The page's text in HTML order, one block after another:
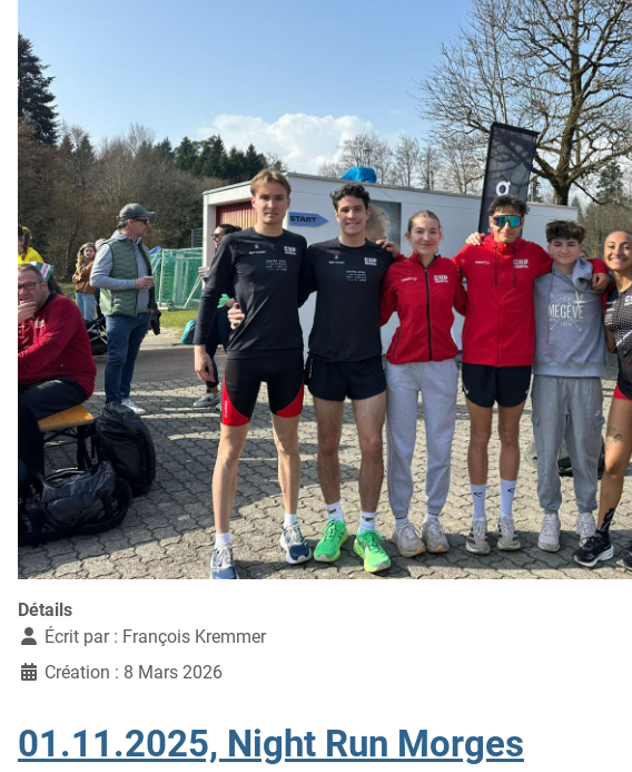
Détails
Écrit par : François Kremmer
Création : 8 Mars 2026
01.11.2025, Night Run Morges